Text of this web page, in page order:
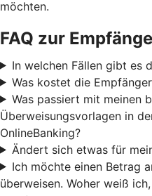
möchten.
FAQ zur
In welchen Fällen gibt es
Was kostet die
Was passiert mit meinen
Überweisungsvorlagen in
OnlineBanking?
Ändert sich etwas für
Ich möchte einen Betrag
überweisen. Woher weiß